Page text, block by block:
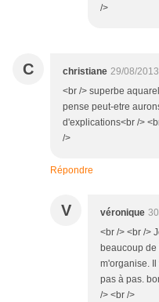
/>
C christiane 29/08/
<br /> superbe
pense peut-etre
d'explications<br />
/>
Répondre
V véronique
<br /> <br />
beaucoup de
m'organise.
pas à pas.
/> <br />